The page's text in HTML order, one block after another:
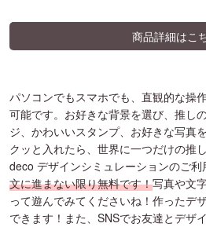
商品詳細はこ
パソコンでもスマホでも、直観的な操
可能です。お好きな背景を選び、推し
ジ、かわいいスタンプ、お好きな写真
クッと入れたら、世界に一つだけの推
deco デザインシミュレーションのご利
文に進まない限り無料です！写真や文
って遊んでみてくださいね！作ったデ
できます！また、SNSでお友達とデザ